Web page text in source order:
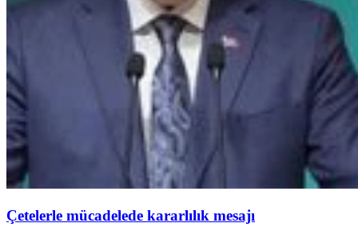
Çetelerle mücadelede kararlılık mesajı